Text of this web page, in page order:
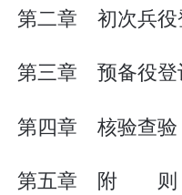
第二章 初次兵役
第三章 预备役登
第四章 核验查验
第五章 附 则